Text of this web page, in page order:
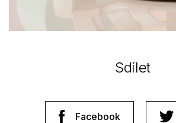
Sdílet
Facebook